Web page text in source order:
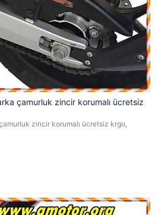
çamurluk zincir korumalı ücretsiz
zincir korumalı ücretsiz krgo,